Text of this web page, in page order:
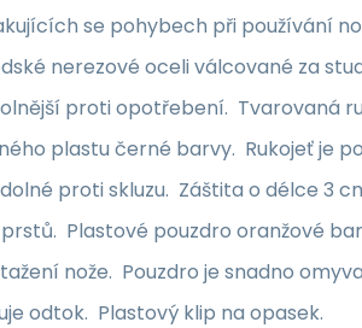
se pohybech při používání
nerezové oceli válcované za
proti opotřebení. Tvarovaná
plastu černé barvy. Rukojeť je
proti skluzu. Záštita o délce 3
Plastové pouzdro oranžové
nože. Pouzdro je snadno
odtok. Plastový klip na opasek.